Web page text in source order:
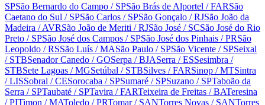
SPSão Bernardo do Campo / SPSão Brás de Alportel / FARSão
Caetano do Sul / SPSão Carlos / SPSão Gonçalo / RJSão João da
Madeira / AVRSão João de Meriti / RJSão José / SCSão José do Rio
Preto / SPSão José dos Campos / SPSão José dos Pinhais / PRSão
Leopoldo / RSSão Luís / MASão Paulo / SPSão Vicente / SPSeixal
/ STBSenador Canedo / GOSerpa / BJASerra / ESSesimbra /
STBSete Lagoas / MGSetúbal / STBSilves / FARSinop / MTSintra
/ LISSobral / CESorocaba / SPSumaré / SPSuzano / SPTaboão da
Serra / SPTaubaté / SPTavira / FARTeixeira de Freitas / BATeresina
/ PITimon / MAToledo / PRTomar/ SANTorres Novas / SANTorres